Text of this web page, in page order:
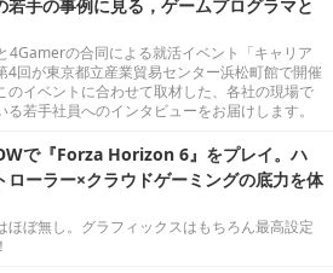
若手の事例に見る，ゲームプログラマと
4Gamerの合同による就活イベント「キャリア
4回が東京都立産業貿易センター浜松町館で開催
のイベントに合わせて取材した、各社の現場で
る若手社員へのインタビューをお届けします。
で『Forza Horizon 6』をプレイ。ハ
ローラー×クラウドゲーミングの底力を体
ほぼ無し。グラフィックスはもちろん最高設定